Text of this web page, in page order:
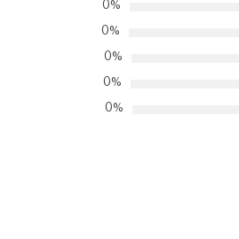
0%
0%
0%
0%
0%